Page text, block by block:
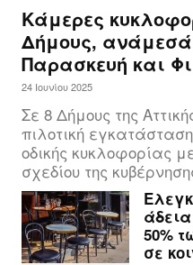
Κάμερες
Δήμους, ανάμεσά
Παρασκευή και
24 Ιουνίου 2025
Σε 8 Δήμους της
πιλοτική
οδικής κυκλοφορίας
σχεδίου της
50%
σε